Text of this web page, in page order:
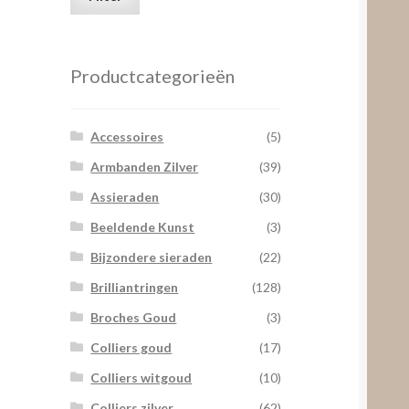
Productcategorieën
Accessoires
(5)
Armbanden Zilver
(39)
Assieraden
(30)
Beeldende Kunst
(3)
Bijzondere sieraden
(22)
Brilliantringen
(128)
Broches Goud
(3)
Colliers goud
(17)
Colliers witgoud
(10)